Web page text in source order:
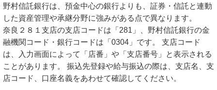
野村信託銀行は、預金中心の銀行よりも、証券・信託と連動
した資産管理や承継分野に強みがある点で異なります。
奈良２８１支店の支店コードは「281」、野村信託銀行の金
融機関コード・銀行コードは「0304」です。 支店コード
は、入力画面によって「店番」や「支店番号」と表示される
ことがあります。 振込先登録や給与振込の際は、支店名、支
店コード、口座名義をあわせて確認してください。